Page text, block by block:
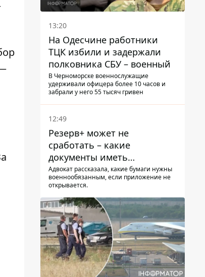
13:20
На Одесчине работники
ТЦК избили и задержали
полковника СБУ – военный
В Черноморске военнослужащие
удерживали офицера более 10 часов и
забрали у него 55 тысяч гривен
12:49
Резерв+ может не
сработать – какие
документы иметь
мужчинам, чтобы не
попасть в ТЦК
Адвокат рассказала, какие бумаги нужны
военнообязанным, если приложение не
открывается.